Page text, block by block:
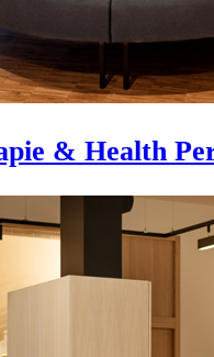
& Health